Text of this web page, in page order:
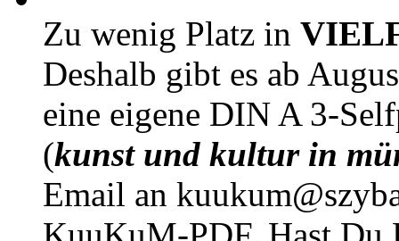
Zu wenig Platz in
Deshalb gibt es ab
eine eigene DIN A 3-
(kunst und kultur in
Email an